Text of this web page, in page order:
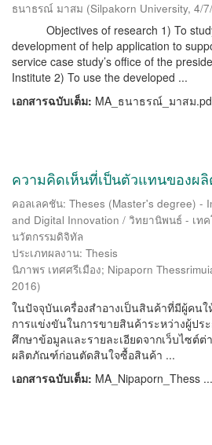
ธนาธรณ์ มาสม (Silpakorn University, 4/
Objectives of research 1) To
development of help application to
service case study’s office of the
Institute 2) To use the developed ...
เอกสารฉบับเต็ม: MA_ธนาธรณ์_มาสม
ความคิดเห็นที่เป็นตัวแทนของ
คอลเลคชัน: Theses (Master's degree) -
and Digital Innovation / วิทยานิพนธ์ - เท
นวัตกรรมดิจิทัล
ประเภทผลงาน: Thesis
นิภาพร เทศศรีเมือง; Nipaporn
2016)
ในปัจจุบันเครื่องสำอางเป็นสินค้าที่มีผู้คน
การแข่งขันในการขายสินค้าระหว่างผู้ปร
ศึกษาข้อมูลและรายละเอียดจากเว็บไซต์ต่
ผลิตภัณฑ์ก่อนตัดสินใจซื้อสินค้า ...
เอกสารฉบับเต็ม: MA_Nipaporn_Thess ...